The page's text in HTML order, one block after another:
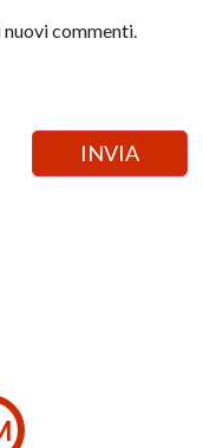
commenti.